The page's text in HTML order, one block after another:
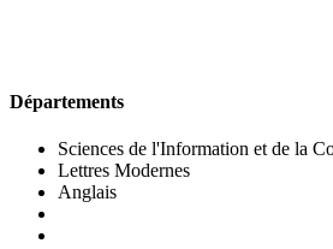
Départements
Sciences de l'Information et de la
Lettres Modernes
Anglais